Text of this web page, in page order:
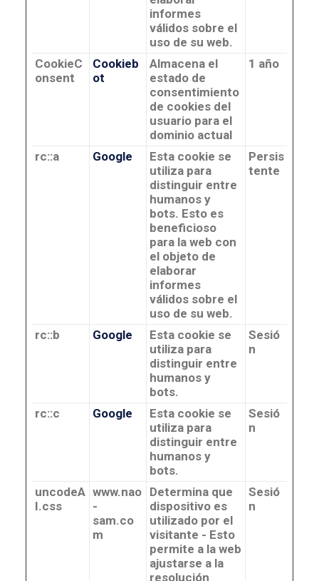
informes
válidos sobre el
uso de su web.
CookieC
onsent
Cookieb
ot
Almacena el
estado de
consentimiento
de cookies del
usuario para el
dominio actual
1 año
rc::a Google
Esta cookie se
utiliza para
distinguir entre
humanos y
bots. Esto es
beneficioso
para la web con
el objeto de
elaborar
informes
válidos sobre el
uso de su web.
Persis
tente
rc::b Google
Esta cookie se
utiliza para
distinguir entre
humanos y
bots.
Sesió
n
rc::c Google
Esta cookie se
utiliza para
distinguir entre
humanos y
bots.
Sesió
n
uncodeA
I.css
www.nao
-
sam.co
m
Determina que
dispositivo es
utilizado por el
visitante - Esto
permite a la web
ajustarse a la
resolución
Sesió
n